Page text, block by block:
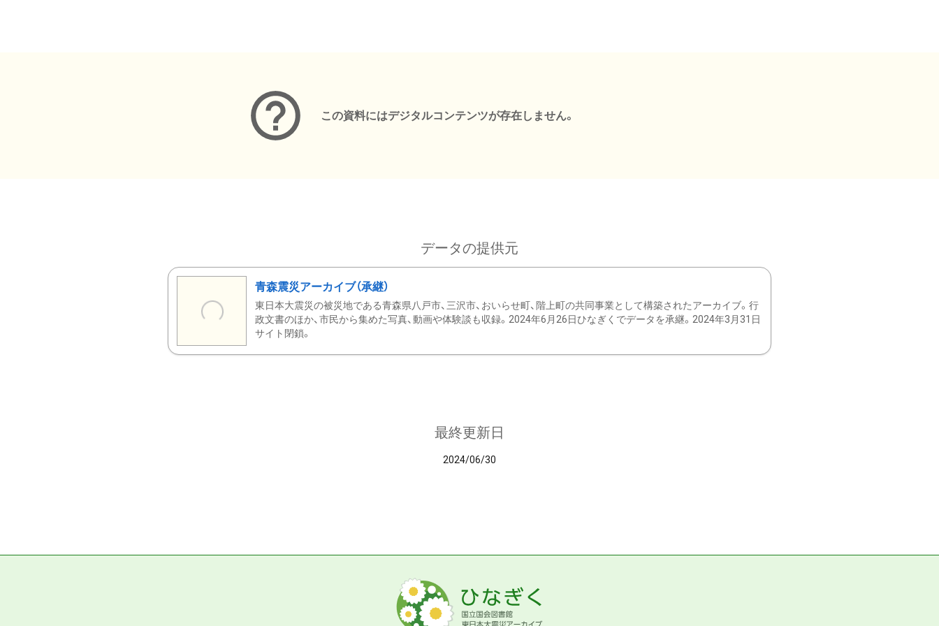
この資料にはデジタルコンテンツが存在しません。
データの提供元
青森震災アーカイブ（承継）
東日本大震災の被災地である青森県八戸市、三沢市、おいらせ町、階上町の共同事業として構築されたアーカイブ。行
政文書のほか、市民から集めた写真、動画や体験談も収録。2024年6月26日ひなぎくでデータを承継。2024年3月31日
サイト閉鎖。
最終更新日
2024/06/30